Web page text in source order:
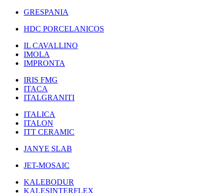
GRESPANIA
HDC PORCELANICOS
IL CAVALLINO
IMOLA
IMPRONTA
IRIS FMG
ITACA
ITALGRANITI
ITALICA
ITALON
ITT CERAMIC
JANYE SLAB
JET-MOSAIC
KALEBODUR
KALESINTERFLEX